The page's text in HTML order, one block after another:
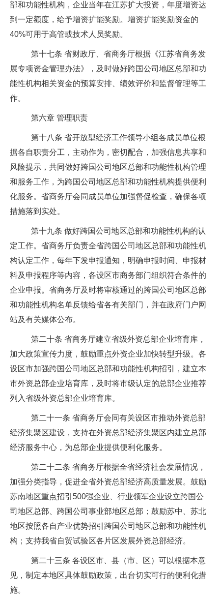
部和功能性机构，企业当年在江苏扩大投资，年度增资达
到一定额度，给予增资扩能奖励。增资扩能奖励资金的
40%可用于高管或技术人员奖励。
第十七条 省财政厅、省商务厅根据《江苏省商务发
展专项资金管理办法》，及时做好跨国公司地区总部和功
能性机构相关资金的预算安排、绩效评价和监督管理等工
作。
第六章 管理职责
第十八条 省开放型经济工作领导小组各成员单位根
据各自职责分工，主动作为，密切配合，加强信息共享和
风险提示，共同做好跨国公司地区总部和功能性机构管理
和服务工作，为跨国公司地区总部和功能性机构提供便利
化服务。省商务厅会同成员单位加强督促检查，确保各项
措施落到实处。
第十九条 做好跨国公司地区总部和功能性机构的认
定工作。省商务厅负责全省跨国公司地区总部和功能性机
构认定工作，每年下发申报通知，明确申报时间、申报材
料及申报程序等内容，各设区市商务部门组织符合条件的
企业申报。省商务厅及时将审核通过的跨国公司地区总部
和功能性机构名单反馈给省各有关部门，并在政府门户网
站及有关媒体公布。
第二十条 省商务厅建立省级外资总部企业培育库，
加大政策宣传力度，鼓励重点外资企业加快转型升级。各
设区市加强跨国公司地区总部和功能性机构招引，建立本
市外资总部企业培育库，及时将市级认定的总部企业推荐
列入省级外资总部企业培育库。
第二十一条 省商务厅会同有关设区市推动外资总部
经济集聚区建设，支持在外资总部经济集聚区内建立总部
经济服务中心，为总部企业提供便利化服务。
第二十二条 省商务厅根据全省经济社会发展情况，
加强分类指导，促进全省外资总部经济高质量发展。鼓励
苏南地区重点招引 500强企业、行业领军企业设立跨国公
司地区总部、跨国公司事业部地区总部；鼓励苏中、苏北
地区按照各自产业优势招引跨国公司地区总部和功能性机
构；支持我省自贸试验区各片区发展外资总部经济。
第二十三条 各设区市、县（市、区）可以根据本意
见，制定本地区具体鼓励政策，出台切实可行的便利化措
施。